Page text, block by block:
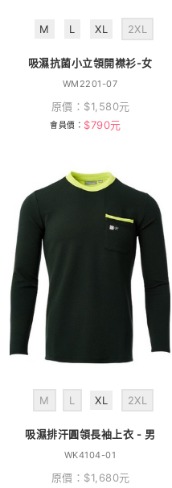
M L XL 2XL
吸濕抗菌小立領開襟衫-女
WM2201-07
原價： $1,580元
會員價： $790元
M L XL 2XL
吸濕排汗圓領長袖上衣 - 男
WK4104-01
原價： $1,680元